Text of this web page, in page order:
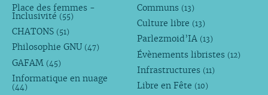
Place des femmes -
Inclusivité (55)
CHATONS (51)
Philosophie GNU (47)
GAFAM (45)
Informatique en nuage
(44)
Communs (13)
Culture libre (13)
Parlezmoid’IA (13)
Évènements libristes (12)
Infrastructures (11)
Libre en Fête (10)